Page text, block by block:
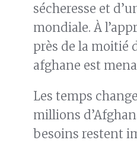
sécheresse et
mondiale. À
près de la moitié
afghane est
Les temps
millions
besoins restent